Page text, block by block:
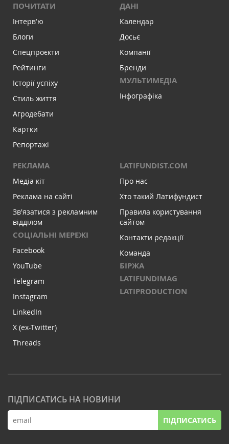
ПОЧИТАТИ
Інтервʼю
Блоги
Спецпроєкти
Рейтинги
Історії успіху
Стиль життя
Агродебати
Картки
Репортажі
ДАНІ
Календар
Досьє
Компанії
Бренди
МУЛЬТИМЕДІА
Інфографіка
РЕКЛАМА
Медіа кіт
Реклама на сайті
Зв'язатися з рекламним
відділом
СОЦІАЛЬНІ МЕРЕЖІ
Facebook
YouTube
Telegram
Instagram
LinkedIn
X (ex-Twitter)
Threads
LATIFUNDIST.COM
Про нас
Хто такий Латифундист
Правила користування
сайтом
Контакти редакції
Команда
БІРЖА
LATIFUNDIMAG
LATIPRODUCTION
ПІДПИСАТИСЬ НА НОВИНИ
ПІДПИСАТИСЬ